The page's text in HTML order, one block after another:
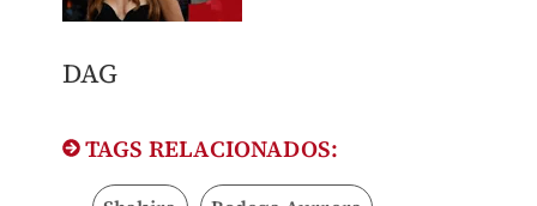
DAG
TAGS RELACIONADOS: